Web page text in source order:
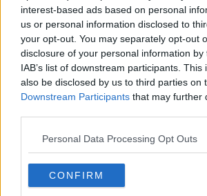
interest-based ads based on personal
us or personal information disclosed to
your opt-out. You may separately opt-out
disclosure of your personal information
IAB’s list of downstream participants.
also be disclosed by us to third parties on
Downstream Participants that may further
Personal Data Processing Opt Outs
CONFIRM
Confessioni autoreferenziali
Utopie
Estate
Il lago
Il diluvio
La classe
Pensieri incoerenti
Il guardiano
Lo sgombero
Erodoto e Tucidide
Il padre della storia